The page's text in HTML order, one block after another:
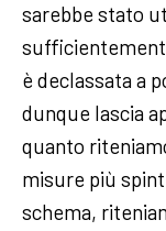
sarebbe stato
è declassata a
dunque lascia
quanto
misure più
schema,